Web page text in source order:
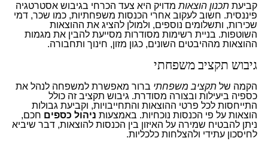
קביעת תכנון הוצאותמדויק היא צעד הכרחי בגיבוש אסטרטגיה
פיננסית. חשוב לעקוב אחרי הכנסות משפחתיות, כמו שכר, דמי
שכירות, ותשלומים נוספים, ולמולן להציג את ההוצאות
השוטפות. בניית רשימות מסודרות מסייעת להבין את מגמות
ההוצאות מההיבטים השונים, כגון מזון, חינוך ותחבורה.
גיבוש תקציב משפחתי
הקמה של תקציב משפחתי ברור מאפשרת למשפחה לנהל את
כספיה ביעילות ובצורה מסודרת. גיבוש תקציב זה כולל
התייחסות לכל פרטי ההוצאות והתחייבויות, וקביעת גבולות
הוצאות על פי הכנסות נוכחיות. באמצעות ניהול כספים חכם,
ניתן להבטיח שמירה על האיזון בין הכנסות להוצאות, דבר שיביא
לחיסכון עתידי ולהצלחות כלכליות.